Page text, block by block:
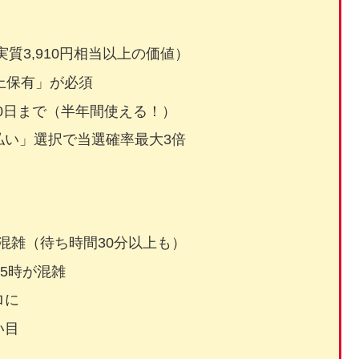
3,910円相当以上の価値）
保有」が必須
まで（半年間使える！）
」選択で当選確率最大3倍
（待ち時間30分以上も）
時が混雑
に